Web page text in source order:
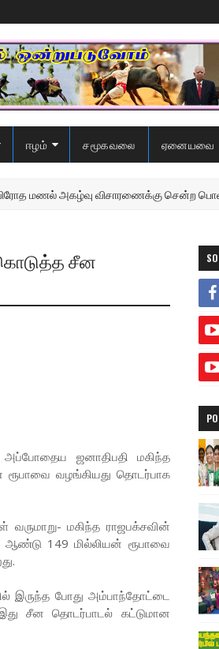
ஈழம் சமூகவலை ஏனையவை
அகழ்வு விசாரணைக்கு சென்ற பொலிஸை
கொடுத்த சீன
ஜனாதிபதி மகிந்த
ரூபாவை வழங்கியது தொடர்பாக
மகிந்த ராஜபக்சவின்
ஆண்டு 149 மில்லியன் ரூபாவை
இருந்த போது அம்பாந்தோட்டை
இது சீன தொடர்பாடல் கட்டுமான